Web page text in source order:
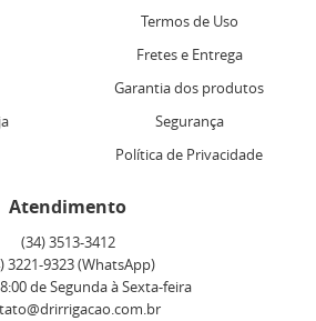
Termos de Uso
Fretes e Entrega
Garantia dos produtos
Segurança
Política de Privacidade
Atendimento
(34)3513-3412
3221-9323(WhatsApp)
de Segunda à Sexta-feira